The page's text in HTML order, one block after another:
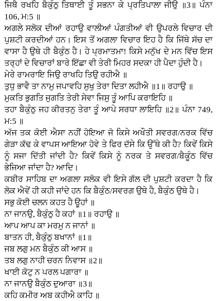
ਜਿਥੈ ਰਖਹਿ ਬੈਕੁੰਠੁ ਤਿਥਾਈ ਤੂੰ ਸਭਨਾ ਕੇ ਪ੍ਰਤਿਪਾਲਾ ਜੀਉ ॥3॥ ਪੰਨਾ
106, ਮ:5 ॥
ਅਗਲੇ ਸਲੋਕ ਦੀਆਂ ਰਹਾਉ ਵਾਲੀਆਂ ਪੰਗਤੀਆਂ ਵੀ ਉਪਰਲੇ ਵਿਚਾਰ ਦੀ
ਪੁਸ਼ਟੀ ਕਰਦੀਆਂ ਹਨ। ਇਸ ਤੋਂ ਅਗਲਾ ਵਿਚਾਰ ਇਹ ਹੈ ਕਿ ਜਿੱਥੇ ਸੱਚ ਦਾ
ਵਾਸਾ ਹੈ ਉਥੇ ਹੀ ਬੈਕੁੰਠ ਹੈ। ਹੇ ਪ੍ਰਮਾਤਮਾ! ਕਿਸੇ ਮਨੁੱਖ ਦੇ ਮਨ ਵਿੱਚ ਇਸ
ਤਰ੍ਹਾਂ ਦੇ ਵਿਚਾਰਾਂ ਬਾਰੇ ਇੱਛਾ ਵੀ ਤੇਰੀ ਮਿਹਰ ਸਦਕਾ ਹੀ ਪੈਦਾ ਹੁੰਦੀ ਹੈ।
ਮੇਰੇ ਰਾਮਰਾਇ ਜਿਉ ਰਾਖਹਿ ਤਿਉ ਰਹੀਐ ॥
ਤੁਧੁ ਭਾਵੈ ਤਾ ਨਾਮੁ ਜਪਾਵਹਿ ਸੁਖੁ ਤੇਰਾ ਦਿਤਾ ਲਹੀਐ ॥1॥ ਰਹਾਉ ॥
ਮੁਕਤਿ ਭੁਗਤਿ ਜੁਗਤਿ ਤੇਰੀ ਸੇਵਾ ਜਿਸੁ ਤੂੰ ਆਪਿ ਕਰਾਇਹਿ ॥
ਤਹਾ ਬੈਕੁੰਠੁ ਜਹ ਕੀਰਤਨੁ ਤੇਰਾ ਤੂੰ ਆਪੇ ਸਰਧਾ ਲਾਇਹਿ ॥2॥ ਪੰਨਾ 749,
ਮ:5 ॥
ਅੱਜ ਤਕ ਕੋਈ ਐਸਾ ਨਹੀਂ ਹੋਇਆ ਜੋ ਕਿਸੇ ਅਖੌਤੀ ਸਵਰਗ/ਨਰਕ ਵਿੱਚ
ਗੇੜਾ ਕੱਢ ਕੇ ਵਾਪਸ ਆਇਆ ਹੋਵੇ ਤੇ ਫਿਰ ਦੱਸੇ ਕਿ ਉੱਥੇ ਕੀ ਹੈ? ਕਿਵੇਂ ਕਿਸੇ
ਨੂੰ ਸਜਾ ਦਿੱਤੀ ਜਾਂਦੀ ਹੈ? ਕਿਵੇਂ ਕਿਸੇ ਨੂੰ ਨਰਕ ਤੇ ਸਵਰਗ/ਬੈਕੂੰਠ ਵਿੱਚ
ਭੇਜਿਆ ਜਾਂਦਾ ਹੈ? ਆਦਿ।
ਕਬੀਰ ਸਾਹਿਬ ਦਾ ਅਗਲਾ ਸਲੋਕ ਵੀ ਇਸੇ ਗੱਲ ਦੀ ਪੁਸ਼ਟੀ ਕਰਦਾ ਹੈ ਕਿ
ਲੋਕ ਐਵੇਂ ਹੀ ਕਹੀ ਜਾਂਦੇ ਹਨ ਕਿ ਬੈਕੁੰਠ/ਸਵਰਗ ਉਥੇ ਹੈ, ਬੈਕੁੰਠ ਉਥੇ ਹੈ।
ਸਭੁ ਕੋਈ ਚਲਨ ਕਹਤ ਹੈ ਊਹਾਂ ॥
ਨਾ ਜਾਨਉ, ਬੈਕੁੰਠੁ ਹੈ ਕਹਾਂ ॥1॥ ਰਹਾਉ ॥
ਆਪ ਆਪ ਕਾ ਮਰਮੁ ਨ ਜਾਨਾਂ ॥
ਬਾਤਨ ਹੀ, ਬੈਕੁੰਠੁ ਬਖਾਨਾਂ ॥1॥
ਜਬ ਲਗੁ ਮਨ ਬੈਕੁੰਠ ਕੀ ਆਸ ॥
ਤਬ ਲਗੁ ਨਾਹੀ ਚਰਨ ਨਿਵਾਸ ॥2॥
ਖਾਈ ਕੋਟੁ ਨ ਪਰਲ ਪਗਾਰਾ ॥
ਨਾ ਜਾਨਉ ਬੈਕੁੰਠ ਦੁਆਰਾ ॥3॥
ਕਹਿ ਕਮੀਰ ਅਬ ਕਹੀਐ ਕਾਹਿ ॥